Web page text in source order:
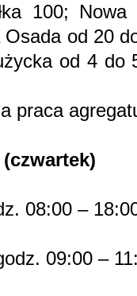
100;
od 20
od 4 do
praca
(czwartek)
08:00 –
09:00 –